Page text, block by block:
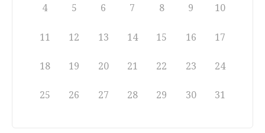
4 5 6 7 8 9 10
11 12 13 14 15 16 17
18 19 20 21 22 23 24
25 26 27 28 29 30 31